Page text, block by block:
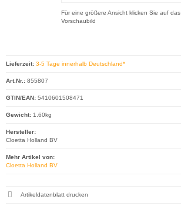
Für eine größere Ansicht klicken Sie auf das
Vorschaubild
Lieferzeit: 3-5 Tage innerhalb Deutschland*
Art.Nr.: 855807
GTIN/EAN: 5410601508471
Gewicht: 1.60kg
Hersteller:
Cloetta Holland BV
Mehr Artikel von:
Cloetta Holland BV
Artikeldatenblatt drucken